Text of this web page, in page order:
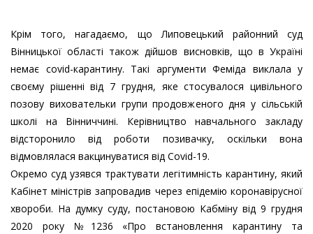
Крім того, нагадаємо, що Липовецький районний суд
Вінницької області також дійшов висновків, що в Україні
немає covid-карантину. Такі аргументи Феміда виклала у
своєму рішенні від 7 грудня, яке стосувалося цивільного
позову виховательки групи продовженого дня у сільській
школі на Вінниччині. Керівництво навчального закладу
відсторонило від роботи позивачку, оскільки вона
відмовлялася вакцинуватися від Covid-19.
Окремо суд узявся трактувати легітимність карантину, який
Кабінет міністрів запровадив через епідемію коронавірусної
хвороби. На думку суду, постановою Кабміну від 9 грудня
2020 року №1236 «Про встановлення карантину та